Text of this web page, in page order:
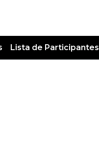
Lista de Participantes